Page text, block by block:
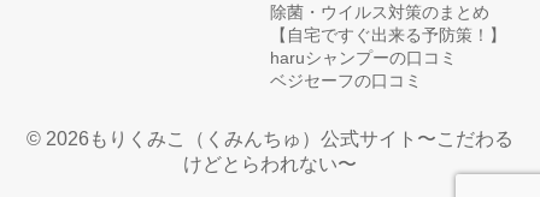
除菌・ウイルス対策のまとめ
【自宅ですぐ出来る予防策！】
haruシャンプーの口コミ
ベジセーフの口コミ
© 2026もりくみこ（くみんちゅ）公式サイト〜こだわる
けどとらわれない〜